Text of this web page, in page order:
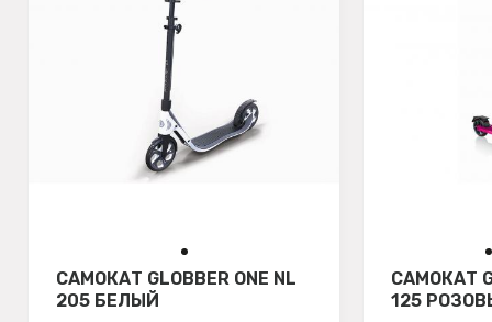
САМОКАТ GLOBBER ONE NL
205 БЕЛЫЙ
САМОКАТ
125